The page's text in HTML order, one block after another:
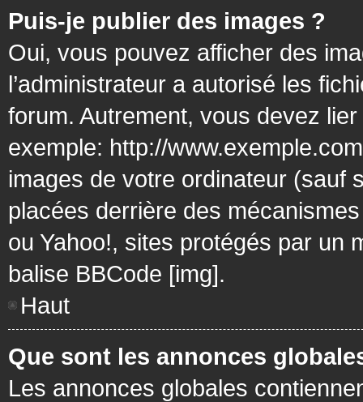
Puis-je publier des images ?
Oui, vous pouvez afficher des
l’administrateur a autorisé les
forum. Autrement, vous devez
exemple: http://
images de votre ordinateur (sauf
placées derrière des
ou Yahoo!, sites protégés par un
balise BBCode [img].
Haut
Que sont les annonces
Les annonces globales